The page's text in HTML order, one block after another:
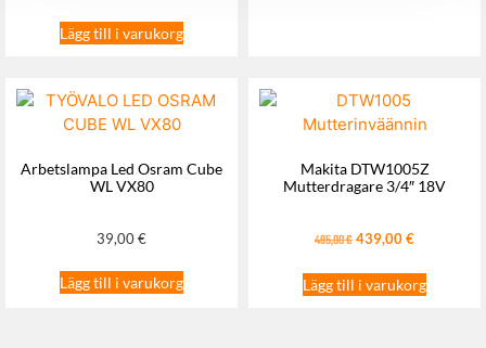
Lägg till i varukorg
Arbetslampa Led Osram Cube
WL VX80
39,00€
Lägg till i varukorg
Makita DTW1005Z
Mutterdragare 3/4″ 18V
495,00€439,00€
Lägg till i varukorg